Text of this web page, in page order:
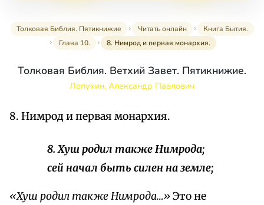
Толковая Библия. Пятикнижие Читать онлайн
Книга Бытия.
Глава 10.
8. Нимрод и первая монархия.
Толковая Библия. Ветхий Завет. Пятикнижие.
Лопухин, Александр Павлович
8. Нимрод и первая монархия.
8. Хуш родил также Нимрода;
сей начал быть силен на земле;
«Хуш родил также Нимрода…» Это не